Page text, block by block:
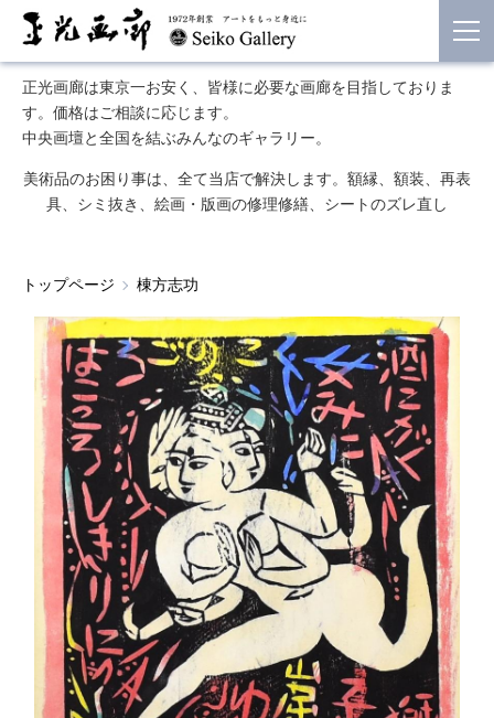
正光画廊は東京一お安く、皆様に必要な画廊を目指しておりま
す。価格はご相談に応じます。
中央画壇と全国を結ぶみんなのギャラリー。
美術品のお困り事は、全て当店で解決します。額縁、額装、再表
具、シミ抜き、絵画・版画の修理修繕、シートのズレ直し
トップページ 棟方志功